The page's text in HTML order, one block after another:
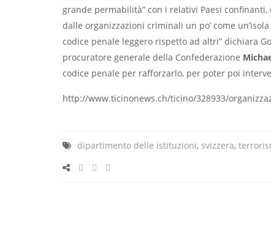
grande permabilità” con i relativi Paesi
dalle organizzazioni criminali un po’ come
codice penale leggero rispetto ad altri” dichiara
procuratore generale della Confederazione
codice penale per rafforzarlo, per poter poi
http://www.ticinonews.ch/ticino/328933/
dipartimento delle istituzioni, svizzera,